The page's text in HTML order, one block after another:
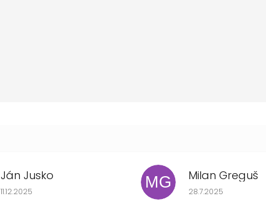
Ján Jusko
Hodnotenie obchodu je 1 z 5 hviezdičiek.
11.12.2025
MG Milan Greguš
Hodnotenie
28.7.2025